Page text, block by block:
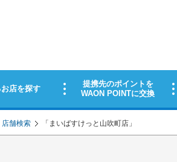
店舗検索 「 まいばすけっと山吹町店 」